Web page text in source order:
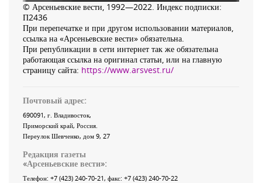
© Арсеньевские вести, 1992—2022. Индекс подписки:
П2436
При перепечатке и при другом использовании материалов,
ссылка на «Арсеньевские вести» обязательна.
При републикации в сети интернет так же обязательна
работающая ссылка на оригинал статьи, или на главную
страницу сайта: https://www.arsvest.ru/
Почтовый адрес:
690091, г. Владивосток,
Приморский край, Россия
Переулок Шевченко, дом 9, 27
Редакция газеты
«Арсеньевские вести»:
Телефон: +7 (423) 240-70-21, факс: +7 (423) 240-70-22